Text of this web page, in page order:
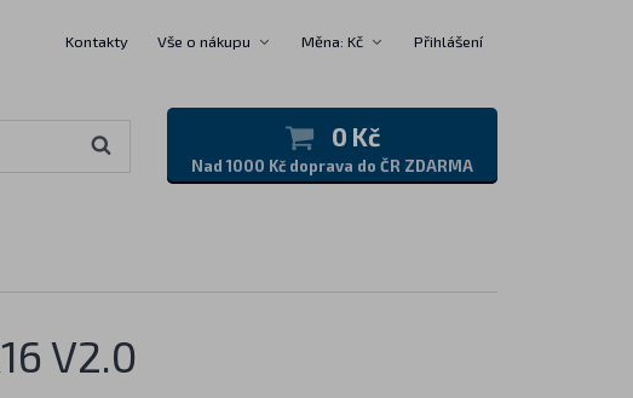
Kontakty Vše o nákupu Měna: Kč Přihlášení
0 Kč
Nad 1000 Kč doprava do ČR ZDARMA
V2.0